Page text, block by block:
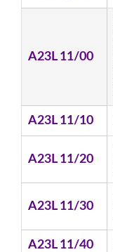
A23L 11/00
A23L 11/10
A23L 11/20
A23L 11/30
A23L 11/40